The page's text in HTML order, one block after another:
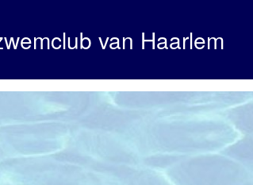
van Haarlem